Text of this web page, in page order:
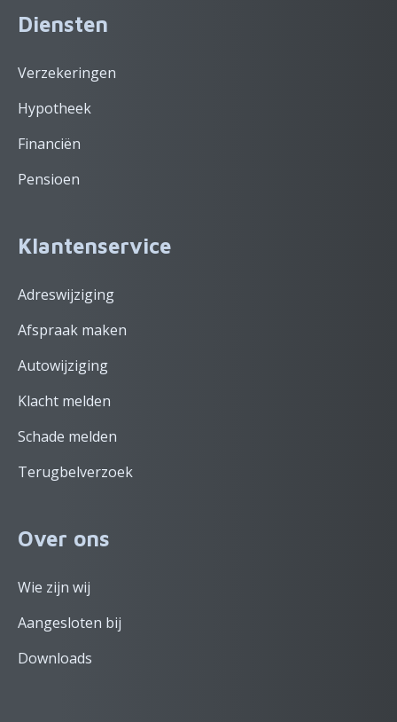
Diensten
Verzekeringen
Hypotheek
Financiën
Pensioen
Klantenservice
Adreswijziging
Afspraak maken
Autowijziging
Klacht melden
Schade melden
Terugbelverzoek
Over ons
Wie zijn wij
Aangesloten bij
Downloads